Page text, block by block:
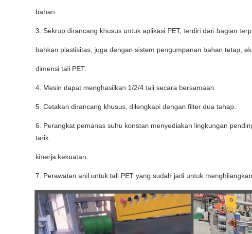
bahan.
3. Sekrup dirancang khusus untuk aplikasi PET, terdiri dari bagian
bahkan plastisitas, juga dengan sistem pengumpanan bahan tetap,
dimensi tali PET.
4. Mesin dapat menghasilkan 1/2/4 tali secara bersamaan.
5. Cetakan dirancang khusus, dilengkapi dengan filter dua tahap.
6. Perangkat pemanas suhu konstan menyediakan lingkungan
tarik
kinerja kekuatan.
7. Perawatan anil untuk tali PET yang sudah jadi untuk